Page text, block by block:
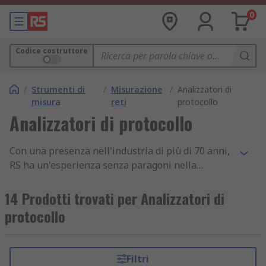
0
Codice costruttore
/ Strumenti di
misura
/ Misurazione
reti
/ Analizzatori di
protocollo
Analizzatori di protocollo
Con una presenza nell'industria di più di 70 anni,
RS ha un'esperienza senza paragoni nella
componenti Analizzatori di protocollo.
Attualmente supportiamo ingegneri in tutto il
mondo, distribuendo prodotti Analizzatori di
per reti e cavi dati a clienti in più di 160 paesi, i
14 Prodotti trovati per Analizzatori di
protocollo
Filtri